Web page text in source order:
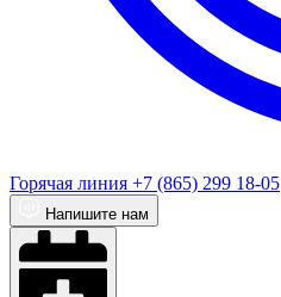
Горячая линия +7 (865) 299 18-05
Напишите нам